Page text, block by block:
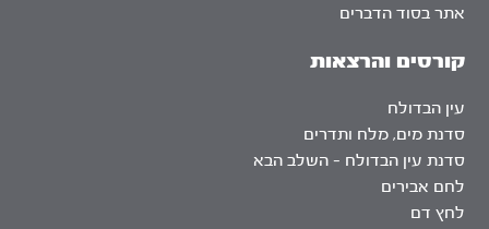
אתר בסוד הדברים
קורסים והרצאות
עין הבדולח
סדנת מים, מלח ותדרים
סדנת עין הבדולח – השלב הבא
לחם אבירים
לחץ דם